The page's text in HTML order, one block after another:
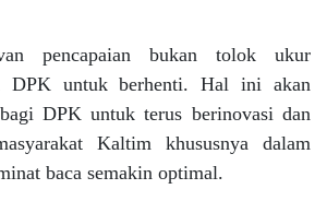
pencapaian bukan tolok ukur
DPK untuk berhenti. Hal ini akan
DPK untuk terus berinovasi dan
Kaltim khususnya dalam
baca semakin optimal.